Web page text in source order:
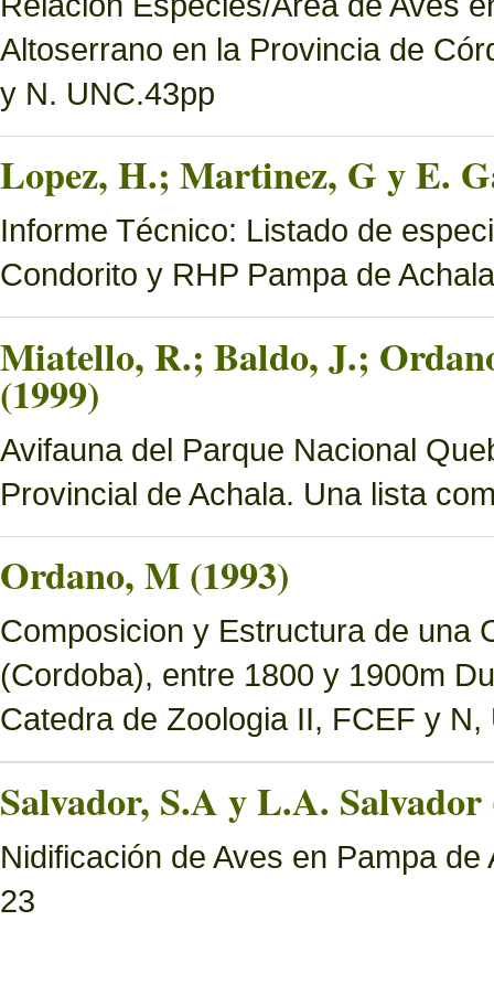
Altoserrano en la Provincia de
y N. UNC.43pp
Lopez, H.; Martinez, G y E.
Informe Técnico: Listado de
Condorito y RHP Pampa de Achala
Miatello, R.; Baldo, J.;
(1999)
Avifauna del Parque Nacional
Provincial de Achala. Una lista
Ordano, M (1993)
Composicion y Estructura de una
(Cordoba), entre 1800 y 1900m
Catedra de Zoologia II, FCEF y N,
Salvador, S.A y L.A. Salvador
Nidificación de Aves en Pampa
23